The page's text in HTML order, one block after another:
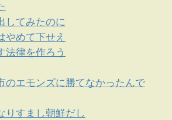
してみたのに
やめて下せえ
法律を作ろう
のエモンズに勝てなかったんで
りすまし朝鮮だし